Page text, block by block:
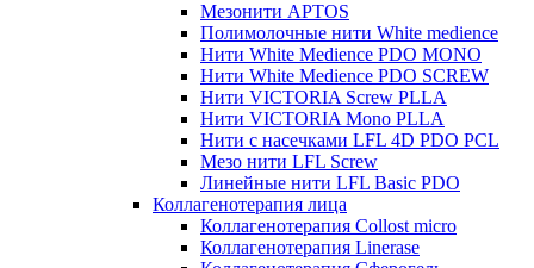
Мезонити APTOS
Полимолочные нити White medience
Нити White Medience PDO MONO
Нити White Medience PDO SCREW
Нити VICTORIA Screw PLLA
Нити VICTORIA Mono PLLA
Нити с насечками LFL 4D PDO PCL
Мезо нити LFL Screw
Линейные нити LFL Basic PDO
Коллагенотерапия лица
Коллагенотерапия Collost micro
Коллагенотерапия Linerase